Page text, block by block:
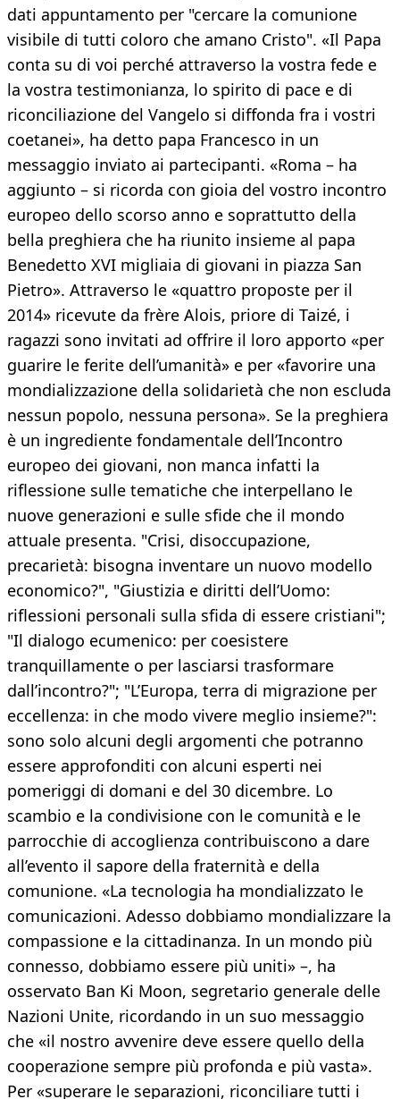
dati appuntamento per "cercare la comunione
visibile di tutti coloro che amano Cristo". «Il Papa
conta su di voi perché attraverso la vostra fede e
la vostra testimonianza, lo spirito di pace e di
riconciliazione del Vangelo si diffonda fra i vostri
coetanei», ha detto papa Francesco in un
messaggio inviato ai partecipanti. «Roma – ha
aggiunto – si ricorda con gioia del vostro incontro
europeo dello scorso anno e soprattutto della
bella preghiera che ha riunito insieme al papa
Benedetto XVI migliaia di giovani in piazza San
Pietro». Attraverso le «quattro proposte per il
2014» ricevute da frère Alois, priore di Taizé, i
ragazzi sono invitati ad offrire il loro apporto «per
guarire le ferite dell’umanità» e per «favorire una
mondializzazione della solidarietà che non escluda
nessun popolo, nessuna persona». Se la preghiera
è un ingrediente fondamentale dell’Incontro
europeo dei giovani, non manca infatti la
riflessione sulle tematiche che interpellano le
nuove generazioni e sulle sfide che il mondo
attuale presenta. "Crisi, disoccupazione,
precarietà: bisogna inventare un nuovo modello
economico?", "Giustizia e diritti dell’Uomo:
riflessioni personali sulla sfida di essere cristiani";
"Il dialogo ecumenico: per coesistere
tranquillamente o per lasciarsi trasformare
dall’incontro?"; "L’Europa, terra di migrazione per
eccellenza: in che modo vivere meglio insieme?":
sono solo alcuni degli argomenti che potranno
essere approfonditi con alcuni esperti nei
pomeriggi di domani e del 30 dicembre. Lo
scambio e la condivisione con le comunità e le
parrocchie di accoglienza contribuiscono a dare
all’evento il sapore della fraternità e della
comunione. «La tecnologia ha mondializzato le
comunicazioni. Adesso dobbiamo mondializzare la
compassione e la cittadinanza. In un mondo più
connesso, dobbiamo essere più uniti» –, ha
osservato Ban Ki Moon, segretario generale delle
Nazioni Unite, ricordando in un suo messaggio
che «il nostro avvenire deve essere quello della
cooperazione sempre più profonda e più vasta».
Per «superare le separazioni, riconciliare tutti i